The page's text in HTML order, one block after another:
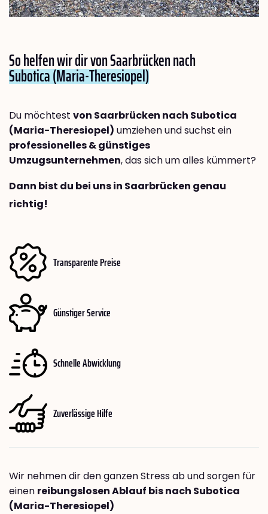
So helfen wir dir von Saarbrücken nach
Subotica (Maria-Theresiopel)
Du möchtest von Saarbrücken nach Subotica
(Maria-Theresiopel) umziehen und suchst ein
professionelles & günstiges
Umzugsunternehmen, das sich um alles kümmert?
Dann bist du bei uns in Saarbrücken genau
richtig!
Transparente Preise
Günstiger Service
Schnelle Abwicklung
Zuverlässige Hilfe
Wir nehmen dir den ganzen Stress ab und sorgen für
einen reibungslosen Ablauf bis nach Subotica
(Maria-Theresiopel)